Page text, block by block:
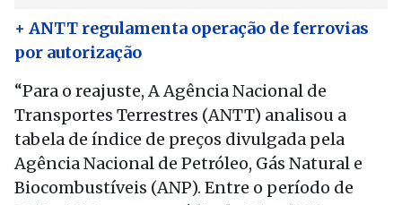
+ ANTT regulamenta operação de ferrovias
por autorização
“Para o reajuste, A Agência Nacional de
Transportes Terrestres (ANTT) analisou a
tabela de índice de preços divulgada pela
Agência Nacional de Petróleo, Gás Natural e
Biocombustíveis (ANP). Entre o período de